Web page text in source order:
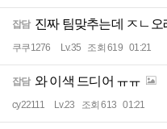
잡담 진짜 팀맞추는데 ㅈㄴ오
쿠쿠1276 Lv.35 조회 619 01:21
잡담 와 이색 드디어 ㅠㅠ
cy22111 Lv.23 조회 613 01:21